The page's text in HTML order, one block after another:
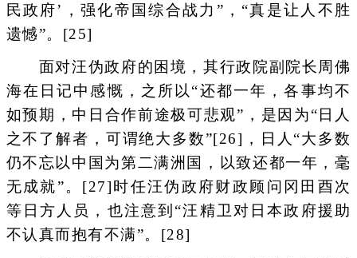
民政府’，强化帝国综合战力”，“真是让人不胜
遗憾”。[25]
面对汪伪政府的困境，其行政院副院长周佛
海在日记中感慨，之所以“还都一年，各事均不
如预期，中日合作前途极可悲观”，是因为“日人
之不了解者，可谓绝大多数”[26]，日人“大多数
仍不忘以中国为第二满洲国，以致还都一年，毫
无成就”。[27]时任汪伪政府财政顾问冈田酉次
等日方人员，也注意到“汪精卫对日本政府援助
不认真而抱有不满”。[28]